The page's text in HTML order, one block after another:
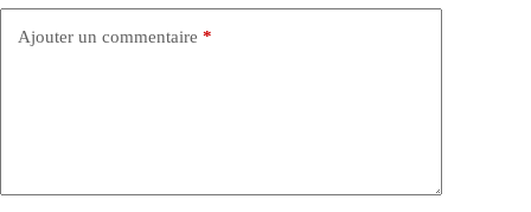
Ajouter un commentaire *